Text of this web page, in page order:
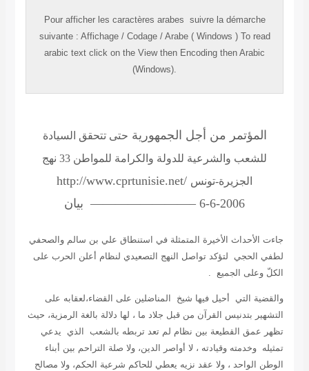
Pour afficher les caractères arabes suivre la démarche
suivante: Affichage/ Codage/ Arabe ( Windows ) To read
arabic text click on theViewthen EncodingthenArabic
(Windows).
المؤتمر من أجل الجمهورية حتى تتحقق السيادة
للشعب والشرعية للدولة والكرامة للمواطن 33 نهج
الجزيرة-تونس http://www.cprtunisie.net/
————————– 6-6-2006 بيان
جاءت الأحداث الأخيرة المتمثلة في استنطاق علي بن سالم والصحفي
لطفي الحجي لتؤكد تواصل النهج التصعيدي لنظام أعلن الحرب على
الكلّ وعلى الجميع .
والقضية التي أحيل فيها شيخ المناضلين على القضاء،لعقابه على
التشهير بتدنيس القرآن من قبل جلاد ما ، لها دلالة بالغة الرمزية، حيث
تظهر عمق القطيعة بين نظام لم تعد تربطه بالشعب الذي يدعي
تمثيله وخدمته وقيادته ، لا أواصر الدين، ولا صلة التراحم بين أبناء
الوطن الواحد ، ولا عقد نزيه يعطي للحاكم شرعية الحكم، ولا مصالح